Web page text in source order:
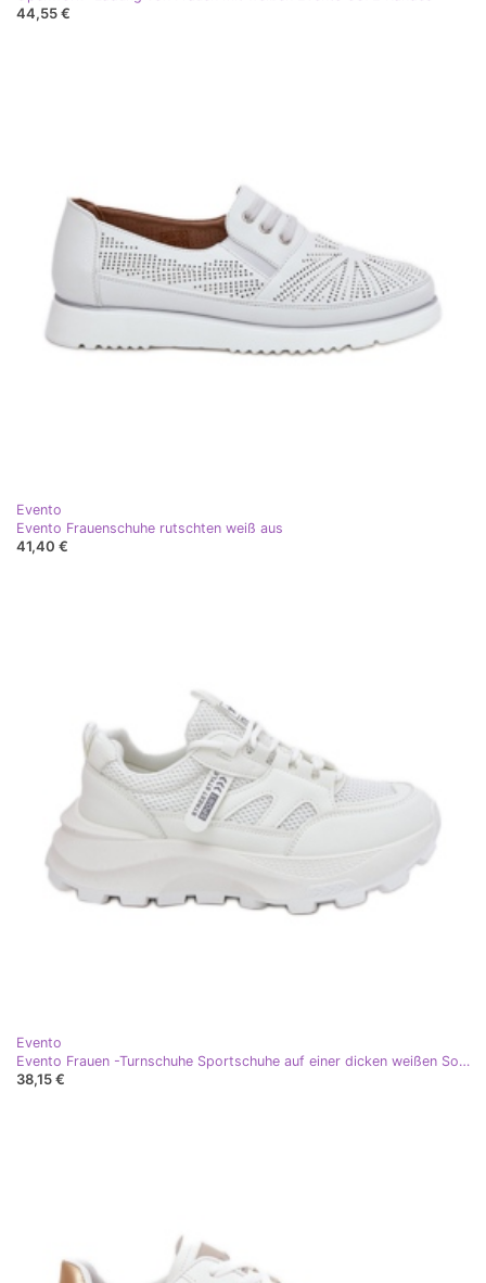
44,55 €
Evento
Evento Frauenschuhe rutschten weiß aus
41,40 €
Evento
Evento Frauen -Turnschuhe Sportschuhe auf einer dicken weißen Sohle
38,15 €